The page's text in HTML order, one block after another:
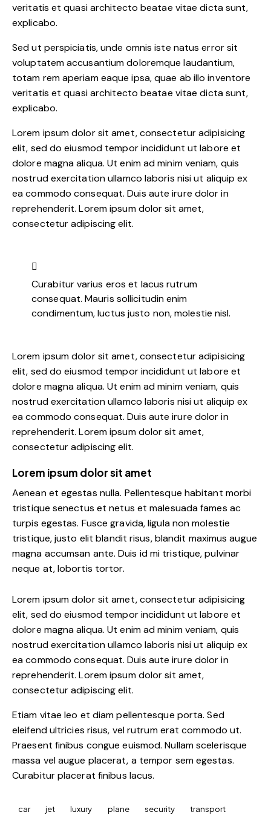
veritatis et quasi architecto beatae vitae dicta sunt,
explicabo.
Sed ut perspiciatis, unde omnis iste natus error sit
voluptatem accusantium doloremque laudantium,
totam rem aperiam eaque ipsa, quae ab illo inventore
veritatis et quasi architecto beatae vitae dicta sunt,
explicabo.
Lorem ipsum dolor sit amet, consectetur adipisicing
elit, sed do eiusmod tempor incididunt ut labore et
dolore magna aliqua. Ut enim ad minim veniam, quis
nostrud exercitation ullamco laboris nisi ut aliquip ex
ea commodo consequat. Duis aute irure dolor in
reprehenderit. Lorem ipsum dolor sit amet,
consectetur adipiscing elit.
Curabitur varius eros et lacus rutrum
consequat. Mauris sollicitudin enim
condimentum, luctus justo non, molestie nisl.
Lorem ipsum dolor sit amet, consectetur adipisicing
elit, sed do eiusmod tempor incididunt ut labore et
dolore magna aliqua. Ut enim ad minim veniam, quis
nostrud exercitation ullamco laboris nisi ut aliquip ex
ea commodo consequat. Duis aute irure dolor in
reprehenderit. Lorem ipsum dolor sit amet,
consectetur adipiscing elit.
Lorem ipsum dolor sit amet
Aenean et egestas nulla. Pellentesque habitant morbi
tristique senectus et netus et malesuada fames ac
turpis egestas. Fusce gravida, ligula non molestie
tristique, justo elit blandit risus, blandit maximus augue
magna accumsan ante. Duis id mi tristique, pulvinar
neque at, lobortis tortor.
Lorem ipsum dolor sit amet, consectetur adipisicing
elit, sed do eiusmod tempor incididunt ut labore et
dolore magna aliqua. Ut enim ad minim veniam, quis
nostrud exercitation ullamco laboris nisi ut aliquip ex
ea commodo consequat. Duis aute irure dolor in
reprehenderit. Lorem ipsum dolor sit amet,
consectetur adipiscing elit.
Etiam vitae leo et diam pellentesque porta. Sed
eleifend ultricies risus, vel rutrum erat commodo ut.
Praesent finibus congue euismod. Nullam scelerisque
massa vel augue placerat, a tempor sem egestas.
Curabitur placerat finibus lacus.
car jet luxury plane security transport